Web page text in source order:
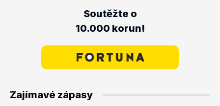
Soutěžte o
10.000 korun!
Zajímavé zápasy